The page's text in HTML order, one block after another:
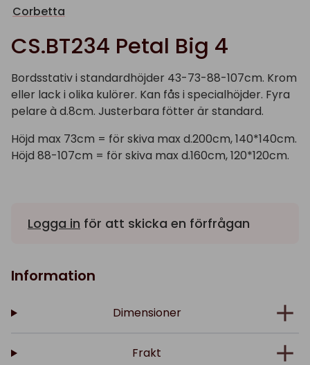
Corbetta
CS.BT234 Petal Big 4
Bordsstativ i standardhöjder 43-73-88-107cm. Krom
eller lack i olika kulörer. Kan fås i specialhöjder. Fyra
pelare à d.8cm. Justerbara fötter är standard.
Höjd max 73cm = för skiva max d.200cm, 140*140cm.
Höjd 88-107cm = för skiva max d.160cm, 120*120cm.
Logga in för att skicka en förfrågan
Information
Dimensioner
Frakt